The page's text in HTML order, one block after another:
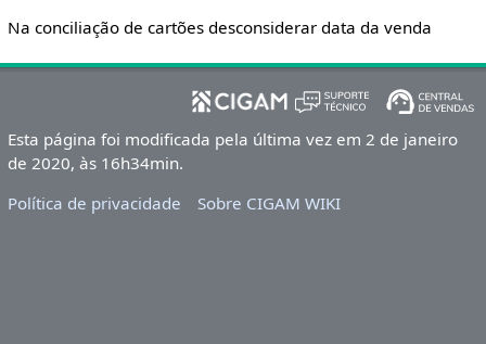
Na conciliação de cartões desconsiderar data da venda
Esta página foi modificada pela última vez em 2 de janeiro
de 2020, às 16h34min.
Política de privacidade
Sobre CIGAM WIKI